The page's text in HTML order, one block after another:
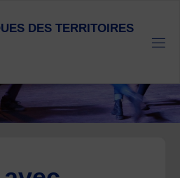
UES DES TERRITOIRES